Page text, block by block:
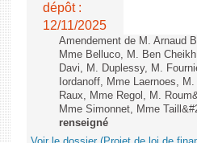
Comptes rendus des débats
dépôt :
12/11/2025
Amendement de M. Arnaud
Mme Belluco, M. Ben
Davi, M. Duplessy, M.
Iordanoff, Mme Laernoes,
Raux, Mme Regol, M.
Mme Simonnet, Mme
renseigné